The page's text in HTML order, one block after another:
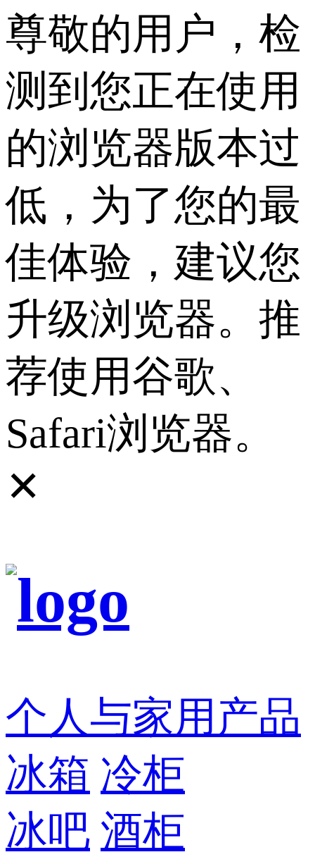
尊敬的用户，检
测到您正在使用
的浏览器版本过
低，为了您的最
佳体验，建议您
升级浏览器。推
荐使用谷歌、
Safari浏览器。
✕
个人与家用产品
冰箱 冷柜
冰吧 酒柜